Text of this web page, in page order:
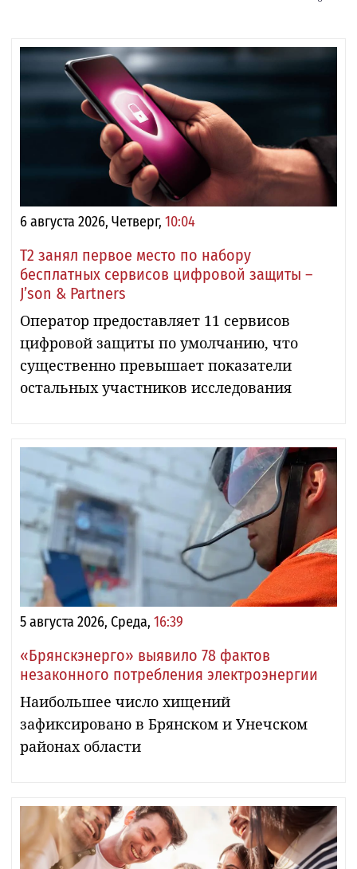
6 августа 2026, Четверг, 10:04
Т2 занял первое место по набору
бесплатных сервисов цифровой защиты –
J’son & Partners
Оператор предоставляет 11 сервисов
цифровой защиты по умолчанию, что
существенно превышает показатели
остальных участников исследования
5 августа 2026, Среда, 16:39
«Брянскэнерго» выявило 78 фактов
незаконного потребления электроэнергии
Наибольшее число хищений
зафиксировано в Брянском и Унечском
районах области